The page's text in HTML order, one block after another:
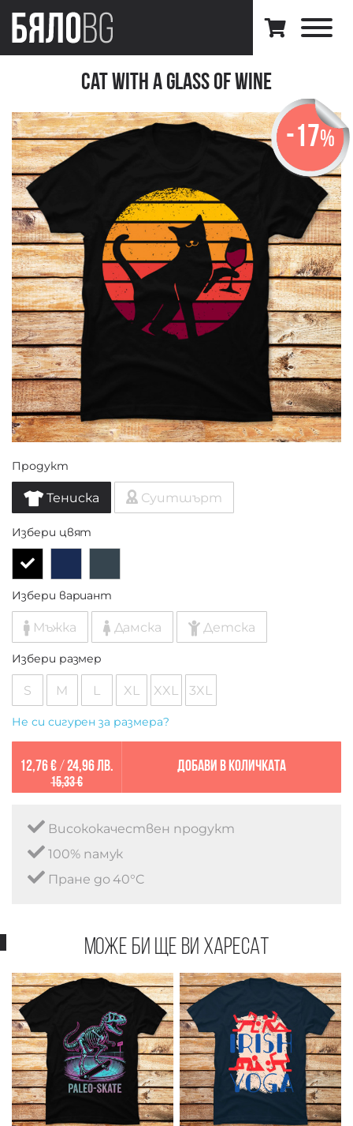
Cat With A Glass Of Wine
-17%
Продукт
Тениска Суитшърт
Избери цвят
Избери вариант
Мъжка Дамска Детска
Избери размер
S M L XL XXL 3XL
Не си сигурен за размера?
12,76 €/ 24,96 лв.
15,33 €
Добави в количката
Висококачествен продукт
100% памук
Пране до 40°C
Може би ще ви харесат